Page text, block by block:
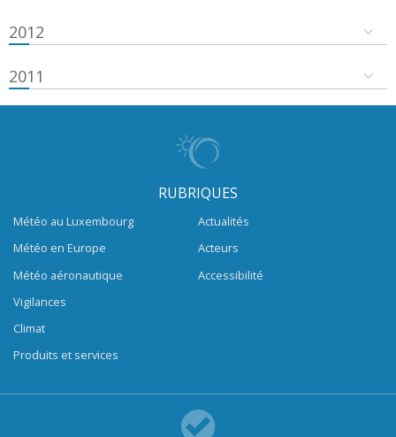
2012
2011
RUBRIQUES
Météo au Luxembourg
Météo en Europe
Météo aéronautique
Vigilances
Climat
Produits et services
Actualités
Acteurs
Accessibilité